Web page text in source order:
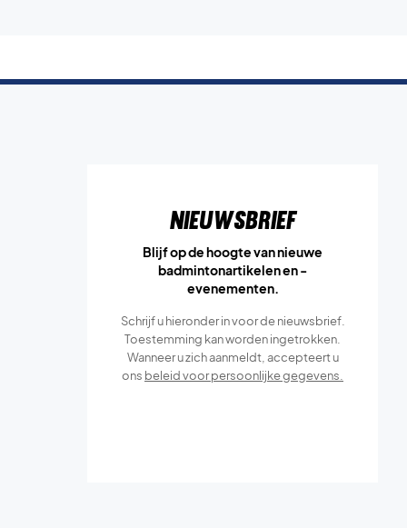
Nieuwsbrief
Blijf op de hoogte van nieuwe
badmintonartikelen en -
evenementen.
Schrijf u hieronder in voor de nieuwsbrief.
Toestemming kan worden ingetrokken.
Wanneer u zich aanmeldt, accepteert u
ons beleid voor persoonlijke gegevens.